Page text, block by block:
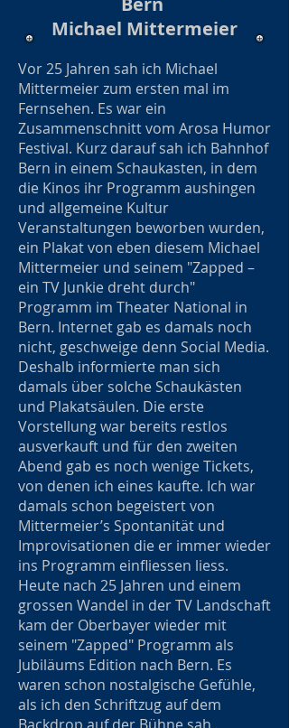
Michael Mittermeier
Vor 25 Jahren sah ich Michael
Mittermeier zum ersten mal im
Fernsehen. Es war ein
Zusammenschnitt vom Arosa Humor
Festival. Kurz darauf sah ich Bahnhof
Bern in einem Schaukasten, in dem
die Kinos ihr Programm aushingen
und allgemeine Kultur
Veranstaltungen beworben wurden,
ein Plakat von eben diesem Michael
Mittermeier und seinem "Zapped –
ein TV Junkie dreht durch"
Programm im Theater National in
Bern. Internet gab es damals noch
nicht, geschweige denn Social Media.
Deshalb informierte man sich
damals über solche Schaukästen
und Plakatsäulen. Die erste
Vorstellung war bereits restlos
ausverkauft und für den zweiten
Abend gab es noch wenige Tickets,
von denen ich eines kaufte. Ich war
damals schon begeistert von
Mittermeier’s Spontanität und
Improvisationen die er immer wieder
ins Programm einfliessen liess.
Heute nach 25 Jahren und einem
grossen Wandel in der TV Landschaft
kam der Oberbayer wieder mit
seinem "Zapped" Programm als
Jubiläums Edition nach Bern. Es
waren schon nostalgische Gefühle,
als ich den Schriftzug auf dem